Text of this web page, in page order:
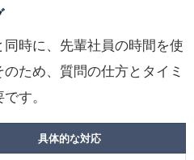
時に、先輩社員の時間を使
ため、質問の仕方とタイミ
す。
具体的な対応